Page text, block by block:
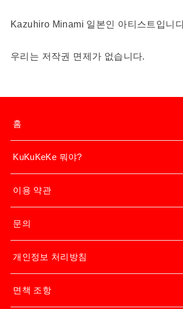
Kazuhiro Minami 일본인 아티스트입니
우리는 저작권 면제가 없습니다.
홈
KuKuKeKe 뭐야?
이용 약관
문의
개인정보 처리방침
면책 조항